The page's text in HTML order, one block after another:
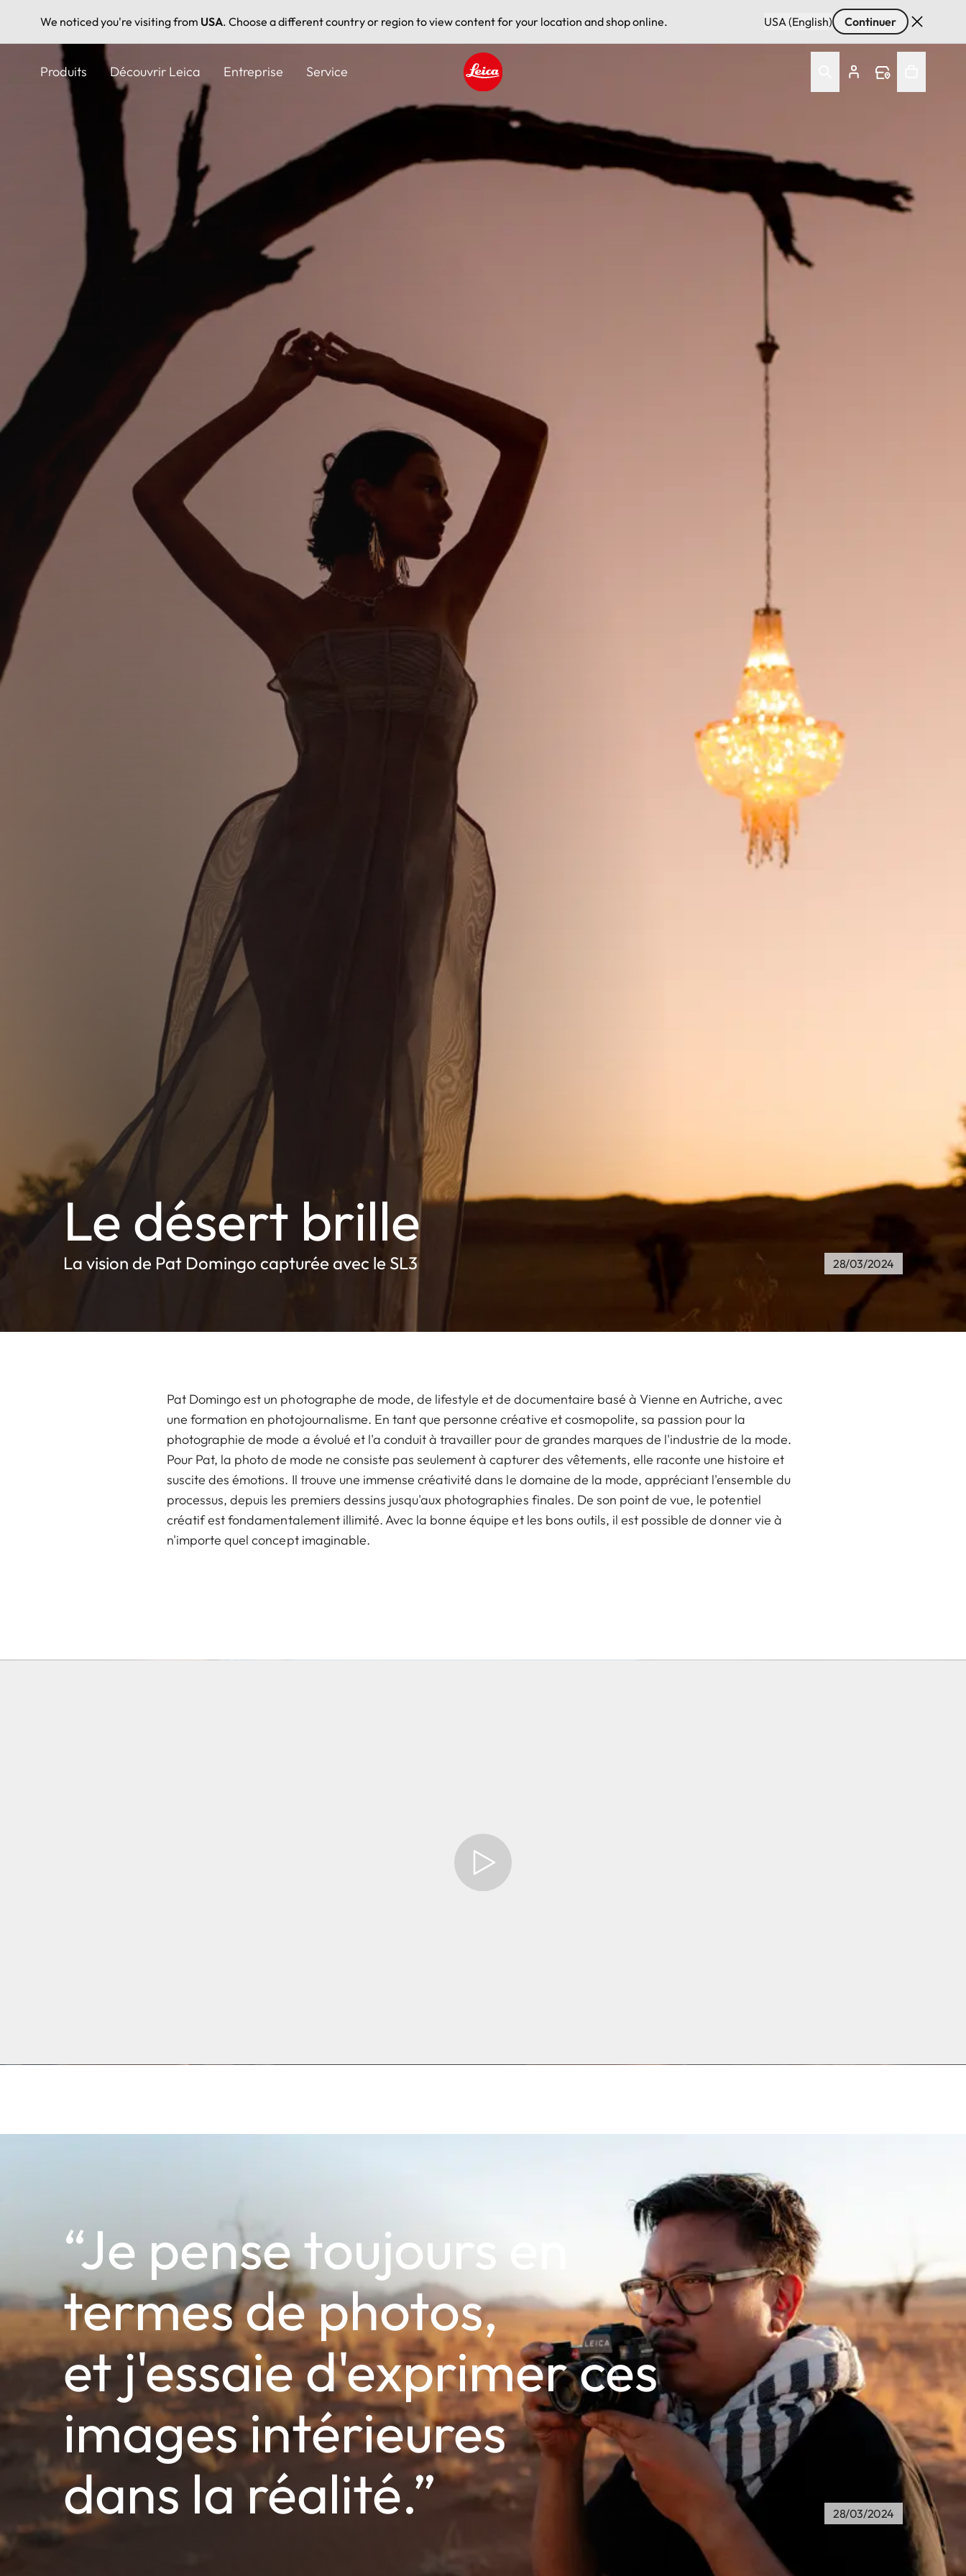
We noticed you're visiting from USA. Choose a different country or region to view content for your location and shop online. USA (English) Continuer
Produits Découvrir Leica Entreprise Service
Le désert brille
La vision de Pat Domingo capturée avec le SL3 28/03/2024
Pat Domingo est un photographe de mode, de lifestyle et de documentaire basé à Vienne en Autriche, avec
une formation en photojournalisme. En tant que personne créative et cosmopolite, sa passion pour la
photographie de mode a évolué et l'a conduit à travailler pour de grandes marques de l'industrie de la mode.
Pour Pat, la photo de mode ne consiste pas seulement à capturer des vêtements, elle raconte une histoire et
suscite des émotions. Il trouve une immense créativité dans le domaine de la mode, appréciant l'ensemble du
processus, depuis les premiers dessins jusqu'aux photographies finales. De son point de vue, le potentiel
créatif est fondamentalement illimité. Avec la bonne équipe et les bons outils, il est possible de donner vie à
n'importe quel concept imaginable.
“Je pense toujours en
termes de photos,
et j'essaie d'exprimer ces
images intérieures
dans la réalité.”
28/03/2024